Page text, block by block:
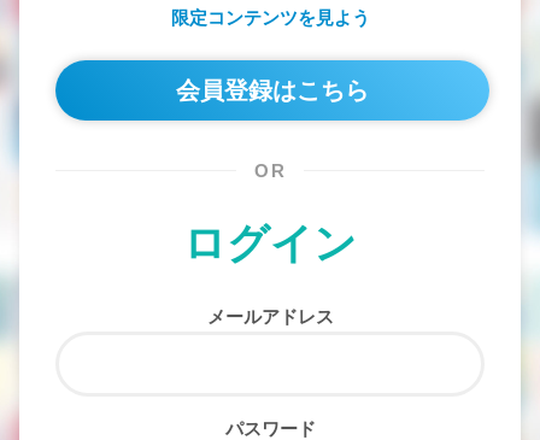
限定コンテンツを見よう
会員登録はこちら
OR
ログイン
メールアドレス
パスワード